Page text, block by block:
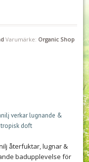
bath ball 85g Organic Shop
Varumärke: Organic Shop
verkar lugnande &
doft
återfuktar, lugnar &
badupplevelse för